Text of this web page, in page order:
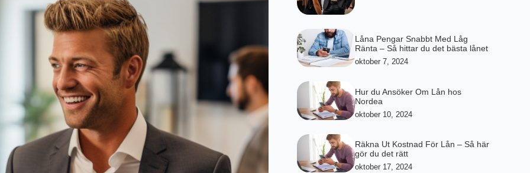
Låna Pengar Snabbt Med Låg
Ränta – Så hittar du det bästa lånet
oktober 7, 2024
Hur du Ansöker Om Lån hos
Nordea
oktober 10, 2024
Räkna Ut Kostnad För Lån – Så här
gör du det rätt
oktober 17, 2024